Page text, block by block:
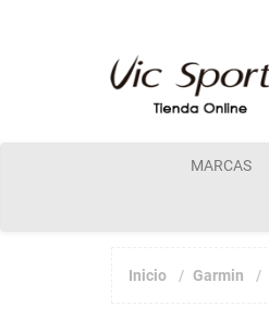
MARCAS
Inicio Garmin